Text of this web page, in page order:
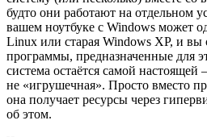
будто они работают на отдельном
вашем ноутбуке с Windows может
Linux или старая Windows XP, и вы
программы, предназначенные для
система остаётся самой
не «игрушечная». Просто вместо
она получает ресурсы через
об этом.